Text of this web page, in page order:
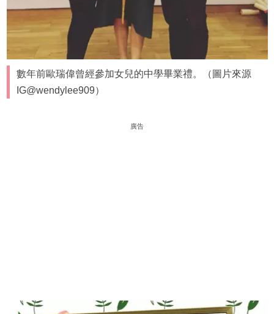
數年前歐瑞偉曾經參加女兒的中學畢業禮。（圖片來源
IG@wendylee909）
廣告